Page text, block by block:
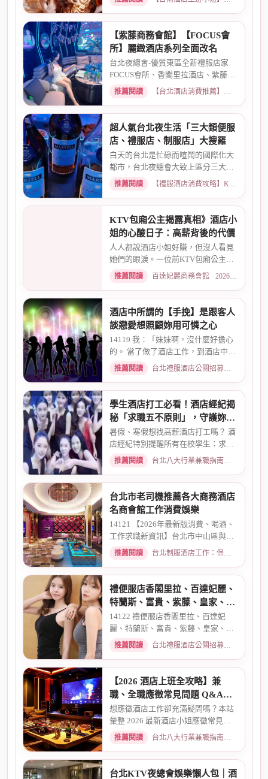
【紫藤商務會館】【FOCUS會
所】麗緻酒店系列全面改名
台北夜總會-優質東區全新禮服店家
FOCUS會所、香閣里拉酒店、紫藤名
店、酒店幹部就是為了給你更好...
推薦閱讀 【台北酒店消費推薦】各大商務酒店、夜總會試算 · 2026-03-30
超人氣台北夜生活「三大類便服
店、禮服店、制服店」大搜羅
白天的台北是忙碌而喧鬧的國際化大
都市，台北夜總會大致上區分三大類
便服店、禮服店、制服店好玩...
推薦閱讀 【禮服酒店消費攻略】KTV喝酒娛樂、價格試算 · 2026-03-30
KTV包廂公主揭露真相》酒店小
姐的心酸日子：高薪背後的代價
人人都說酒店小姐好賺，但沒人看見
她們的眼淚。一位前KTV包廂公主首
度自曝，從入行初衷、被客人...
推薦閱讀 百達妃麗商務會館 · 2026-05-10
酒店中所謂的【手挽】是跟客人
談戀愛想照顧妳用可憐之心
14119 我：「妹妹啊，沒什麼好擔心
的。 當了做了酒店工作，到酒店中，
還有兩個機會 一個是單純、...
推薦閱讀 台北禮服酒店公關招募：兼職工作內容與薪資規範 · 2026-01-08
學生酒店打工必看！酒店經紀揭
秘「求職五不原則」，守護妳的
求職安全
暑假、寒假想找高薪酒店打工嗎？ 酒
店經紀特別提醒所有在校學生：求職
時請務必堅守「五不原則」...
推薦閱讀 台北八大行業兼職指南：熱門職缺與求職須知 · 2026-03-09
台北市老司機推薦各大商務酒店
名商會館工作消費娛樂
14121 【2026年最新版消費、喝酒、
工作求職新資訊】台北市中山區與東
區酒店老司機推薦舒壓會館、...
推薦閱讀 台北制服酒店工作：保障現領薪資與職缺總覽 · 2026-04-01
禮便服店香閣里拉、百達妃麗、
特蘭斯、富貴、紫藤、皇家、金
典酒店消費
14122 禮便服店香閣里拉、百達妃
麗、特蘭斯、富貴、紫藤、皇家、金
典、消費喝酒 、金拿督、101會...
推薦閱讀 台北禮服酒店公關招募：兼職工作內容與薪資規範 · 2026-06-04
【2026 酒店上班全攻略】兼
職、全職應徵常見問題 Q&A：
薪資、安全、環境全解析
想應徵酒店工作卻充滿疑問嗎？本站
彙整 2026 最新酒店小姐應徵常見問
題 Q&A。深入解析全職與兼職...
推薦閱讀 台北八大行業兼職指南：熱門職缺與求職須知 · 2026-03-09
台北KTV夜總會娛樂懶人包｜酒